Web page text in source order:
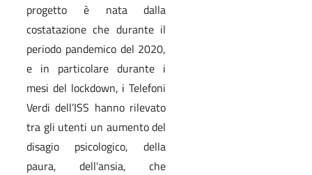
progetto è nata dalla
costatazione che durante il
periodo pandemico del 2020,
e in particolare durante i
mesi del lockdown, i Telefoni
Verdi dell’ISS hanno rilevato
tra gli utenti un aumento del
disagio psicologico, della
paura, dell'ansia, che